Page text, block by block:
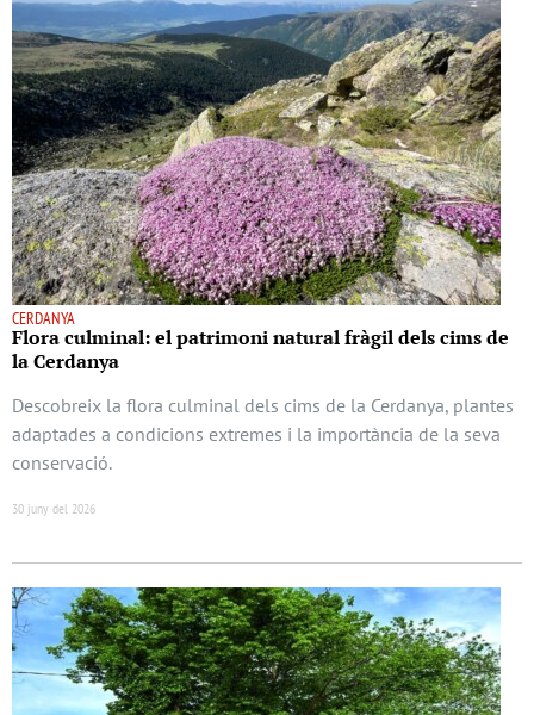
CERDANYA
Flora culminal: el patrimoni natural fràgil dels cims de
la Cerdanya
Descobreix la flora culminal dels cims de la Cerdanya, plantes
adaptades a condicions extremes i la importància de la seva
conservació.
30 juny del 2026